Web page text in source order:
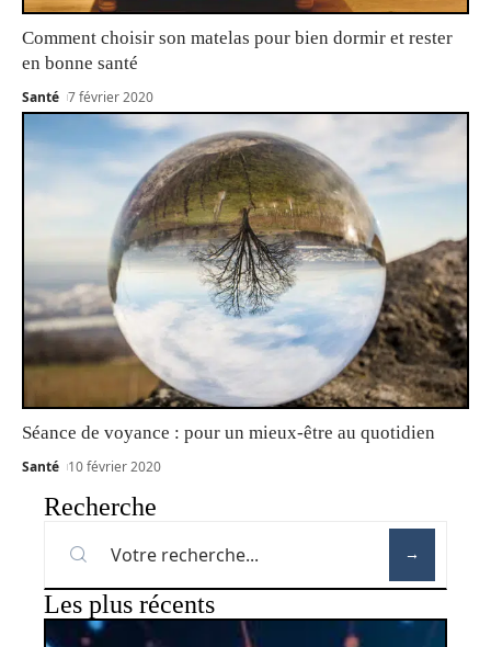
Comment choisir son matelas pour bien dormir et rester
en bonne santé
Santé 7 février 2020
Séance de voyance : pour un mieux-être au quotidien
Santé 10 février 2020
Recherche
Les plus récents